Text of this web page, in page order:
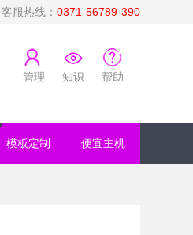
服热线： 0371-56789-390
管理 知识 帮助
模板定制 便宜主机